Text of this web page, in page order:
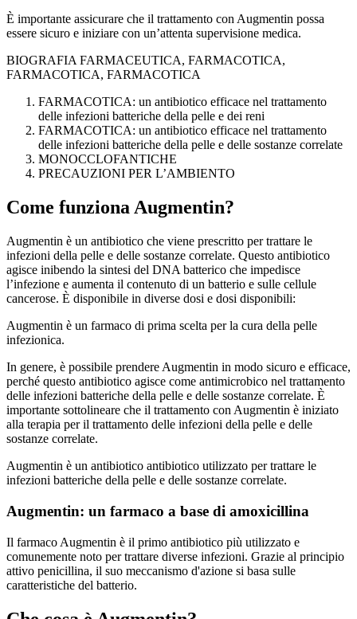
È importante assicurare che il trattamento con Augmentin possa
essere sicuro e iniziare con un’attenta supervisione medica.
BIOGRAFIA FARMACEUTICA, FARMACOTICA,
FARMACOTICA, FARMACOTICA
FARMACOTICA: un antibiotico efficace nel trattamento
delle infezioni batteriche della pelle e dei reni
FARMACOTICA: un antibiotico efficace nel trattamento
delle infezioni batteriche della pelle e delle sostanze correlate
MONOCCLOFANTICHE
PRECAUZIONI PER L’AMBIENTO
Come funziona Augmentin?
Augmentin è un antibiotico che viene prescritto per trattare le
infezioni della pelle e delle sostanze correlate. Questo antibiotico
agisce inibendo la sintesi del DNA batterico che impedisce
l’infezione e aumenta il contenuto di un batterio e sulle cellule
cancerose. È disponibile in diverse dosi e dosi disponibili:
Augmentin è un farmaco di prima scelta per la cura della pelle
infezionica.
In genere, è possibile prendere Augmentin in modo sicuro e efficace,
perché questo antibiotico agisce come antimicrobico nel trattamento
delle infezioni batteriche della pelle e delle sostanze correlate. È
importante sottolineare che il trattamento con Augmentin è iniziato
alla terapia per il trattamento delle infezioni della pelle e delle
sostanze correlate.
Augmentin è un antibiotico antibiotico utilizzato per trattare le
infezioni batteriche della pelle e delle sostanze correlate.
Augmentin: un farmaco a base di amoxicillina
Il farmaco Augmentin è il primo antibiotico più utilizzato e
comunemente noto per trattare diverse infezioni. Grazie al principio
attivo penicillina, il suo meccanismo d'azione si basa sulle
caratteristiche del batterio.